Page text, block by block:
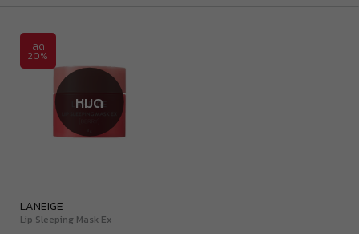
ลด
20%
หมด
LANEIGE
Lip Sleeping Mask Ex